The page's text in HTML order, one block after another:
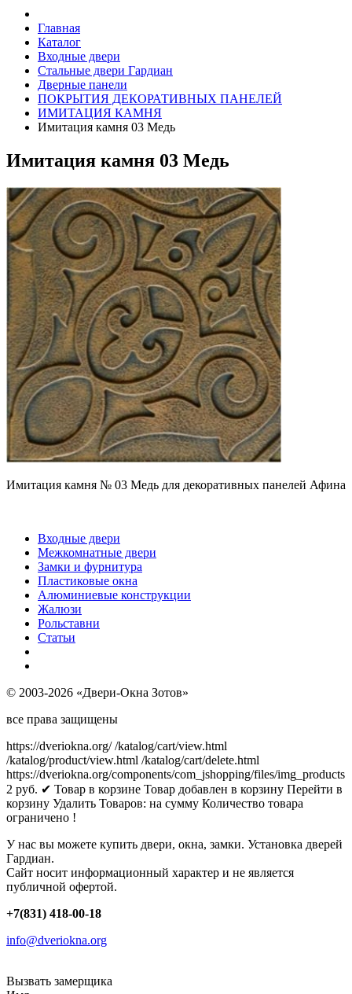
Главная
Каталог
Входные двери
Стальные двери Гардиан
Дверные панели
ПОКРЫТИЯ ДЕКОРАТИВНЫХ ПАНЕЛЕЙ
ИМИТАЦИЯ КАМНЯ
Имитация камня 03 Медь
Имитация камня 03 Медь
Имитация камня № 03 Медь для декоративных панелей Афина
Входные двери
Межкомнатные двери
Замки и фурнитура
Пластиковые окна
Алюминиевые конструкции
Жалюзи
Рольставни
Статьи
© 2003-2026 «Двери-Окна Зотов»
все права защищены
https://dveriokna.org/ /katalog/cart/view.html
/katalog/product/view.html /katalog/cart/delete.html
https://dveriokna.org/components/com_jshopping/files/img_products
2 руб. ✔ Товар в корзине Товар добавлен в корзину Перейти в
корзину Удалить Товаров: на сумму Количество товара
ограничено !
У нас вы можете купить двери, окна, замки. Установка дверей
Гардиан.
Сайт носит информационный характер и не является
публичной офертой.
+7(831) 418-00-18
info@dveriokna.org
Вызвать замерщика